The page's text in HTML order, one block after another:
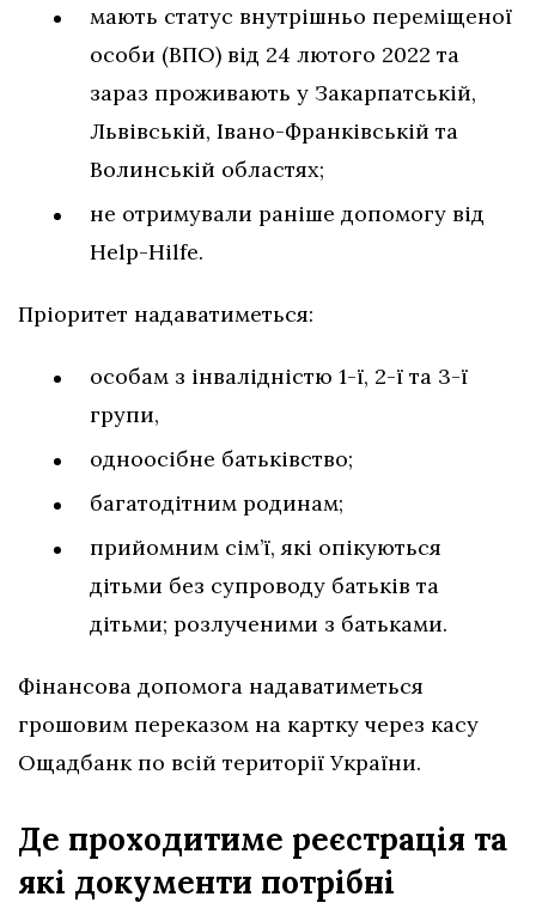
мають статус внутрішньо переміщеної
особи (ВПО) від 24 лютого 2022 та
зараз проживають у Закарпатській,
Львівській, Івано-Франківській та
Волинській областях;
не отримували раніше допомогу від
Help-Hilfe.
Пріоритет надаватиметься:
особам з інвалідністю 1-ї, 2-ї та 3-ї
групи,
одноосібне батьківство;
багатодітним родинам;
прийомним сім’ї, які опікуються
дітьми без супроводу батьків та
дітьми; розлученими з батьками.
Фінансова допомога надаватиметься
грошовим переказом на картку через касу
Ощадбанк по всій території України.
Де проходитиме реєстрація та
які документи потрібні